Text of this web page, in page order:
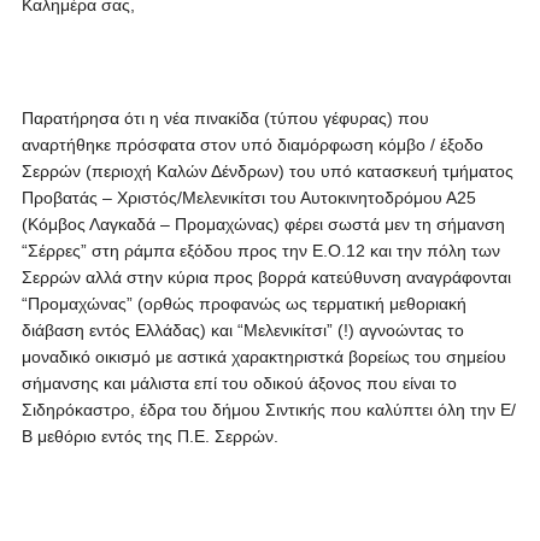
Καλημέρα σας,
Παρατήρησα ότι η νέα πινακίδα (τύπου γέφυρας) που
αναρτήθηκε πρόσφατα στον υπό διαμόρφωση κόμβο / έξοδο
Σερρών (περιοχή Καλών Δένδρων) του υπό κατασκευή τμήματος
Προβατάς – Χριστός/Μελενικίτσι του Αυτοκινητοδρόμου Α25
(Κόμβος Λαγκαδά – Προμαχώνας) φέρει σωστά μεν τη σήμανση
“Σέρρες” στη ράμπα εξόδου προς την Ε.Ο.12 και την πόλη των
Σερρών αλλά στην κύρια προς βορρά κατεύθυνση αναγράφονται
“Προμαχώνας” (ορθώς προφανώς ως τερματική μεθοριακή
διάβαση εντός Ελλάδας) και “Μελενικίτσι” (!) αγνοώντας το
μοναδικό οικισμό με αστικά χαρακτηριστκά βορείως του σημείου
σήμανσης και μάλιστα επί του οδικού άξονος που είναι το
Σιδηρόκαστρο, έδρα του δήμου Σιντικής που καλύπτει όλη την Ε/
Β μεθόριο εντός της Π.Ε. Σερρών.